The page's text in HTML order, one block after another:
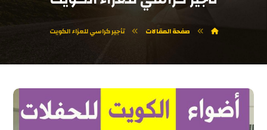
صفحة المقالات تأجير كراسي للعزاء الكويت